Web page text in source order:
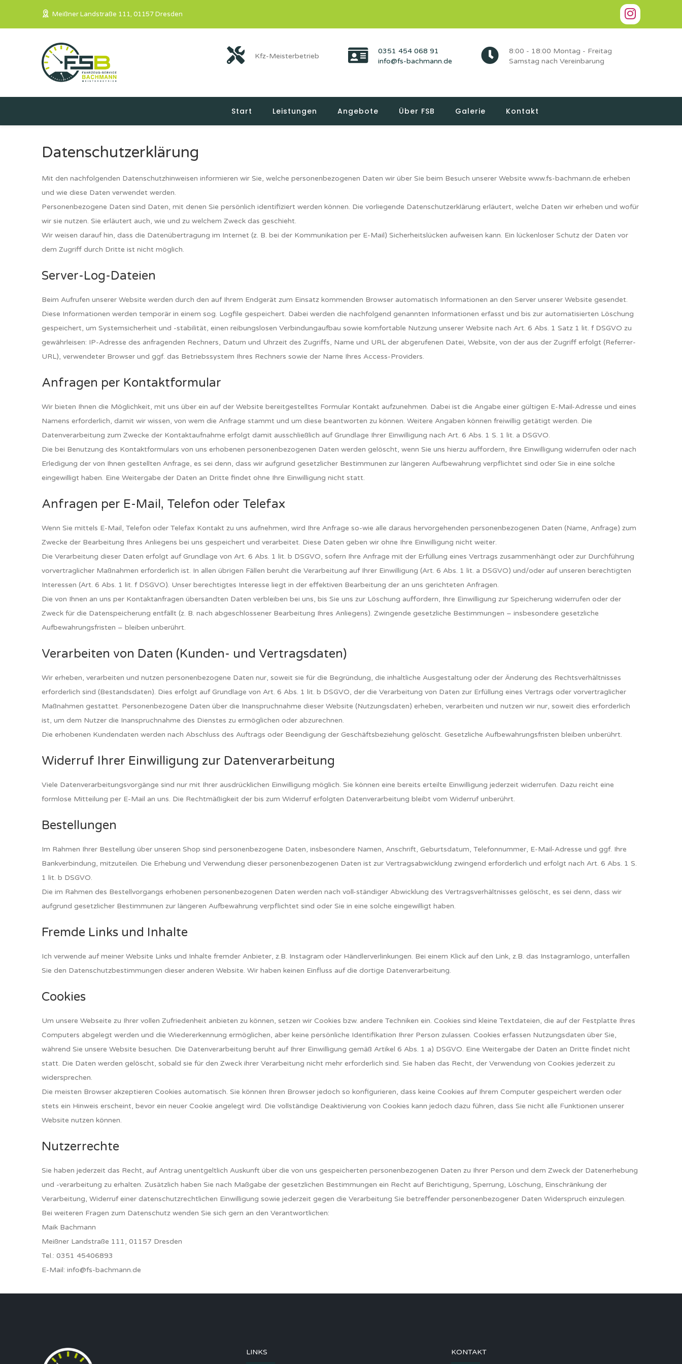
Meißner Landstraße 111, 01157 Dresden
Kfz-Meisterbetrieb
0351 454 068 91
info@fs-bachmann.de
8:00 - 18:00 Montag - Freitag
Samstag nach Vereinbarung
Start Leistungen Angebote Über FSB Galerie Kontakt
Datenschutzerklärung
Mit den nachfolgenden Datenschutzhinweisen informieren wir Sie, welche personenbezogenen Daten wir über Sie beim Besuch unserer Website www.fs-bachmann.de erheben
und wie diese Daten verwendet werden.
Personenbezogene Daten sind Daten, mit denen Sie persönlich identifiziert werden können. Die vorliegende Datenschutzerklärung erläutert, welche Daten wir erheben und wofür
wir sie nutzen. Sie erläutert auch, wie und zu welchem Zweck das geschieht.
Wir weisen darauf hin, dass die Datenübertragung im Internet (z. B. bei der Kommunikation per E-Mail) Sicherheitslücken aufweisen kann. Ein lückenloser Schutz der Daten vor
dem Zugriff durch Dritte ist nicht möglich.
Server-Log-Dateien
Beim Aufrufen unserer Website werden durch den auf Ihrem Endgerät zum Einsatz kommenden Browser automatisch Informationen an den Server unserer Website gesendet.
Diese Informationen werden temporär in einem sog. Logfile gespeichert. Dabei werden die nachfolgend genannten Informationen erfasst und bis zur automatisierten Löschung
gespeichert, um Systemsicherheit und -stabilität, einen reibungslosen Verbindungaufbau sowie komfortable Nutzung unserer Website nach Art. 6 Abs. 1 Satz 1 lit. f DSGVO zu
gewährleisen: IP-Adresse des anfragenden Rechners, Datum und Uhrzeit des Zugriffs, Name und URL der abgerufenen Datei, Website, von der aus der Zugriff erfolgt (Referrer-
URL), verwendeter Browser und ggf. das Betriebssystem Ihres Rechners sowie der Name Ihres Access-Providers.
Anfragen per Kontaktformular
Wir bieten Ihnen die Möglichkeit, mit uns über ein auf der Website bereitgestelltes Formular Kontakt aufzunehmen. Dabei ist die Angabe einer gültigen E-Mail-Adresse und eines
Namens erforderlich, damit wir wissen, von wem die Anfrage stammt und um diese beantworten zu können. Weitere Angaben können freiwillig getätigt werden. Die
Datenverarbeitung zum Zwecke der Kontaktaufnahme erfolgt damit ausschließlich auf Grundlage Ihrer Einwilligung nach Art. 6 Abs. 1 S. 1 lit. a DSGVO.
Die bei Benutzung des Kontaktformulars von uns erhobenen personenbezogenen Daten werden gelöscht, wenn Sie uns hierzu auffordern, Ihre Einwilligung widerrufen oder nach
Erledigung der von Ihnen gestellten Anfrage, es sei denn, dass wir aufgrund gesetzlicher Bestimmunen zur längeren Aufbewahrung verpflichtet sind oder Sie in eine solche
eingewilligt haben. Eine Weitergabe der Daten an Dritte findet ohne Ihre Einwilligung nicht statt.
Anfragen per E-Mail, Telefon oder Telefax
Wenn Sie mittels E-Mail, Telefon oder Telefax Kontakt zu uns aufnehmen, wird Ihre Anfrage so-wie alle daraus hervorgehenden personenbezogenen Daten (Name, Anfrage) zum
Zwecke der Bearbeitung Ihres Anliegens bei uns gespeichert und verarbeitet. Diese Daten geben wir ohne Ihre Einwilligung nicht weiter.
Die Verarbeitung dieser Daten erfolgt auf Grundlage von Art. 6 Abs. 1 lit. b DSGVO, sofern Ihre Anfrage mit der Erfüllung eines Vertrags zusammenhängt oder zur Durchführung
vorvertraglicher Maßnahmen erforderlich ist. In allen übrigen Fällen beruht die Verarbeitung auf Ihrer Einwilligung (Art. 6 Abs. 1 lit. a DSGVO) und/oder auf unseren berechtigten
Interessen (Art. 6 Abs. 1 lit. f DSGVO). Unser berechtigtes Interesse liegt in der effektiven Bearbeitung der an uns gerichteten Anfragen.
Die von Ihnen an uns per Kontaktanfragen übersandten Daten verbleiben bei uns, bis Sie uns zur Löschung auffordern, Ihre Einwilligung zur Speicherung widerrufen oder der
Zweck für die Datenspeicherung entfällt (z. B. nach abgeschlossener Bearbeitung Ihres Anliegens). Zwingende gesetzliche Bestimmungen – insbesondere gesetzliche
Aufbewahrungsfristen – bleiben unberührt.
Verarbeiten von Daten (Kunden- und Vertragsdaten)
Wir erheben, verarbeiten und nutzen personenbezogene Daten nur, soweit sie für die Begründung, die inhaltliche Ausgestaltung oder der Änderung des Rechtsverhältnisses
erforderlich sind (Bestandsdaten). Dies erfolgt auf Grundlage von Art. 6 Abs. 1 lit. b DSGVO, der die Verarbeitung von Daten zur Erfüllung eines Vertrags oder vorvertraglicher
Maßnahmen gestattet. Personenbezogene Daten über die Inanspruchnahme dieser Website (Nutzungsdaten) erheben, verarbeiten und nutzen wir nur, soweit dies erforderlich
ist, um dem Nutzer die Inanspruchnahme des Dienstes zu ermöglichen oder abzurechnen.
Die erhobenen Kundendaten werden nach Abschluss des Auftrags oder Beendigung der Geschäftsbeziehung gelöscht. Gesetzliche Aufbewahrungsfristen bleiben unberührt.
Widerruf Ihrer Einwilligung zur Datenverarbeitung
Viele Datenverarbeitungsvorgänge sind nur mit Ihrer ausdrücklichen Einwilligung möglich. Sie können eine bereits erteilte Einwilligung jederzeit widerrufen. Dazu reicht eine
formlose Mitteilung per E-Mail an uns. Die Rechtmäßigkeit der bis zum Widerruf erfolgten Datenverarbeitung bleibt vom Widerruf unberührt.
Bestellungen
Im Rahmen Ihrer Bestellung über unseren Shop sind personenbezogene Daten, insbesondere Namen, Anschrift, Geburtsdatum, Telefonnummer, E-Mail-Adresse und ggf. Ihre
Bankverbindung, mitzuteilen. Die Erhebung und Verwendung dieser personenbezogenen Daten ist zur Vertragsabwicklung zwingend erforderlich und erfolgt nach Art. 6 Abs. 1 S.
1 lit. b DSGVO.
Die im Rahmen des Bestellvorgangs erhobenen personenbezogenen Daten werden nach voll-ständiger Abwicklung des Vertragsverhältnisses gelöscht, es sei denn, dass wir
aufgrund gesetzlicher Bestimmunen zur längeren Aufbewahrung verpflichtet sind oder Sie in eine solche eingewilligt haben.
Fremde Links und Inhalte
Ich verwende auf meiner Website Links und Inhalte fremder Anbieter, z.B. Instagram oder Händlerverlinkungen. Bei einem Klick auf den Link, z.B. das Instagramlogo, unterfallen
Sie den Datenschutzbestimmungen dieser anderen Website. Wir haben keinen Einfluss auf die dortige Datenverarbeitung.
Cookies
Um unsere Webseite zu Ihrer vollen Zufriedenheit anbieten zu können, setzen wir Cookies bzw. andere Techniken ein. Cookies sind kleine Textdateien, die auf der Festplatte Ihres
Computers abgelegt werden und die Wiedererkennung ermöglichen, aber keine persönliche Identifikation Ihrer Person zulassen. Cookies erfassen Nutzungsdaten über Sie,
während Sie unsere Website besuchen. Die Datenverarbeitung beruht auf Ihrer Einwilligung gemäß Artikel 6 Abs. 1 a) DSGVO. Eine Weitergabe der Daten an Dritte findet nicht
statt. Die Daten werden gelöscht, sobald sie für den Zweck ihrer Verarbeitung nicht mehr erforderlich sind. Sie haben das Recht, der Verwendung von Cookies jederzeit zu
widersprechen.
Die meisten Browser akzeptieren Cookies automatisch. Sie können Ihren Browser jedoch so konfigurieren, dass keine Cookies auf Ihrem Computer gespeichert werden oder
stets ein Hinweis erscheint, bevor ein neuer Cookie angelegt wird. Die vollständige Deaktivierung von Cookies kann jedoch dazu führen, dass Sie nicht alle Funktionen unserer
Website nutzen können.
Nutzerrechte
Sie haben jederzeit das Recht, auf Antrag unentgeltlich Auskunft über die von uns gespeicherten personenbezogenen Daten zu Ihrer Person und dem Zweck der Datenerhebung
und -verarbeitung zu erhalten. Zusätzlich haben Sie nach Maßgabe der gesetzlichen Bestimmungen ein Recht auf Berichtigung, Sperrung, Löschung, Einschränkung der
Verarbeitung, Widerruf einer datenschutzrechtlichen Einwilligung sowie jederzeit gegen die Verarbeitung Sie betreffender personenbezogener Daten Widerspruch einzulegen.
Bei weiteren Fragen zum Datenschutz wenden Sie sich gern an den Verantwortlichen:
Maik Bachmann
Meißner Landstraße 111, 01157 Dresden
Tel.: 0351 45406893
E-Mail: info@fs-bachmann.de
LINKS KONTAKT